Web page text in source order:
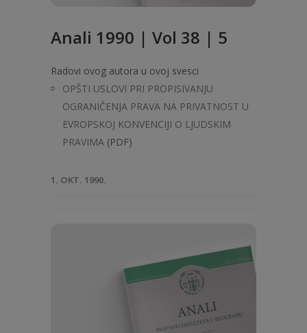
Anali 1990 | Vol 38 | 5
Radovi ovog autora u ovoj svesci
OPŠTI USLOVI PRI PROPISIVANJU
OGRANIČENJA PRAVA NA PRIVATNOST U
EVROPSKOJ KONVENCIJI O LJUDSKIM
PRAVIMA (PDF)
1. OKT. 1990.